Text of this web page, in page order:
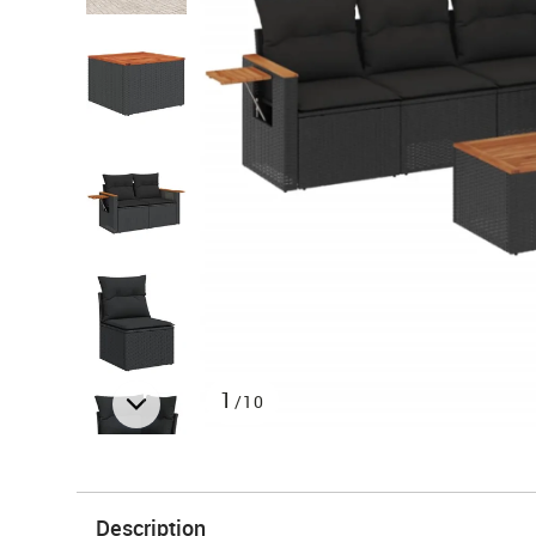
1 /10
Description